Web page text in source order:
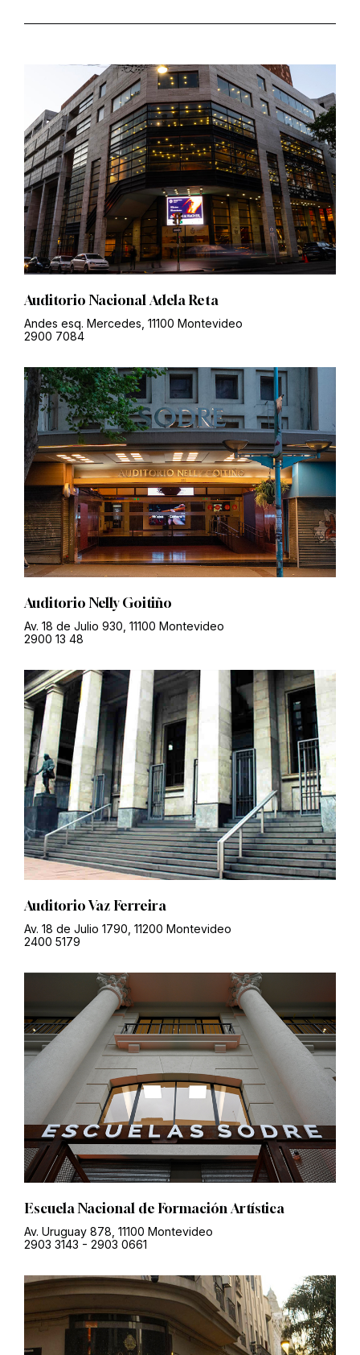
Auditorio Nacional Adela Reta
Andes esq. Mercedes, 11100 Montevideo
2900 7084
Auditorio Nelly Goitiño
Av. 18 de Julio 930, 11100 Montevideo
2900 13 48
Auditorio Vaz Ferreira
Av. 18 de Julio 1790, 11200 Montevideo
2400 5179
Escuela Nacional de Formación Artística
Av. Uruguay 878, 11100 Montevideo
2903 3143 - 2903 0661